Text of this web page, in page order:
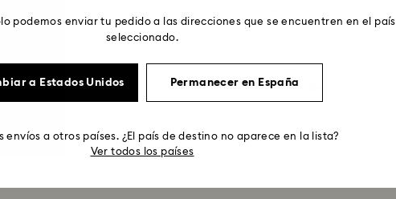
Hyperbola
Blanca...
Reloj Matrix bangle
Fabricado en Suiza...
podemos enviar tu pedido a las direcciones que se encuentren en el país
seleccionado.
a Estados Unidos Permanecer en España
envíos a otros países. ¿El país de destino no aparece en la lista?
Ver todos los países